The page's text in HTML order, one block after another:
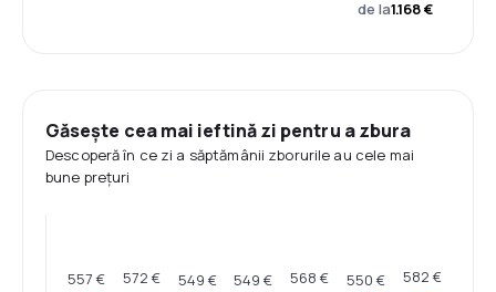
de la1.168 €
Găsește cea mai ieftină zi pentru a zbura
Descoperă în ce zi a săptămânii zborurile au cele mai
bune prețuri
557 € 572 € 549 € 549 € 568 € 550 € 582 €